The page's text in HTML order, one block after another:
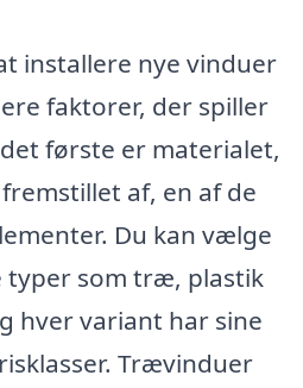
installere nye vinduer
faktorer, der spiller
første er materialet,
af, en af de
Du kan vælge
typer som træ, plastik
hver variant har sine
Trævinduer